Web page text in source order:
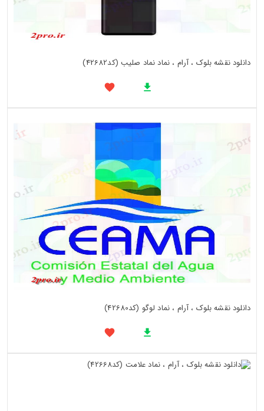
دانلود نقشه بلوک ، آرام ، نماد نماد صلیب (کد42682)
دانلود نقشه بلوک ، آرام ، نماد لوگو (کد42680)